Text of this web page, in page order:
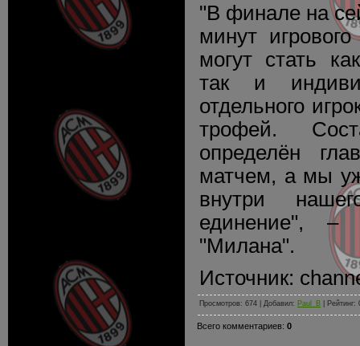
"В финале на
минут
могут стать
так и
отдельного
трофей.
определён
матчем, а мы
внутри
единение", –
"Милана".
Источник:
Просмотров: 674 | Добавил: Paul_B |
Всего комментариев: 0